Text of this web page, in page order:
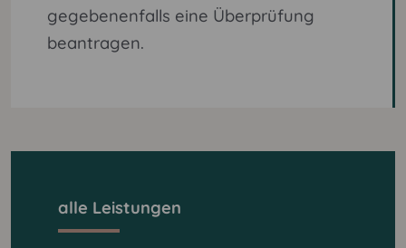
gegebenenfalls eine Überprüfung
beantragen.
alle Leistungen